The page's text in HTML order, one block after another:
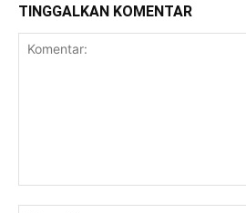
TINGGALKAN KOMENTAR